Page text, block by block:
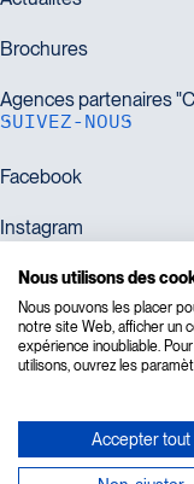
SUIVEZ-NOUS
Titulaire d'un permis
Nous utilisons des
Nous pouvons les placer
notre site Web, afficher un
expérience inoubliable.
utilisons, ouvrez les
Accepter tout